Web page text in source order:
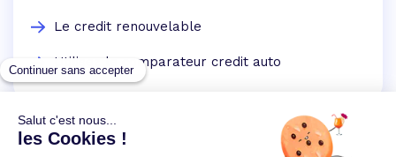
Le credit renouvelable
Utilisez le comparateur credit auto